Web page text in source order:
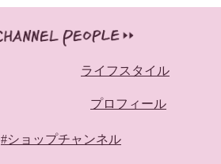
ライフスタイル
プロフィール
#ショップチャンネル